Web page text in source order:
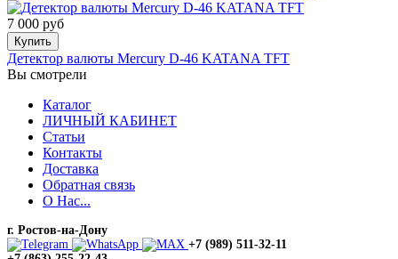
7 000 руб
Купить
Детектор валюты Mercury D-46 KATANA TFT
Вы смотрели
Каталог
ЛИЧНЫЙ КАБИНЕТ
Статьи
Контакты
Доставка
Обратная связь
О Нас...
г. Ростов-на-Дону
+7 (989) 511-32-11